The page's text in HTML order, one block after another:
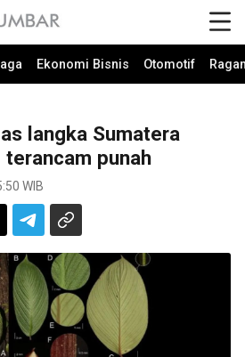
Ekonomi Bisnis Otomotif
langka Sumatera
punah
WIB